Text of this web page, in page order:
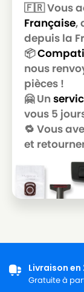
🇫🇷 Vous
Française,
depuis la
📦
nous
pièces !
🤗 Un
vous 5
🔁 Vous
et
Livraison en
Gratuite à